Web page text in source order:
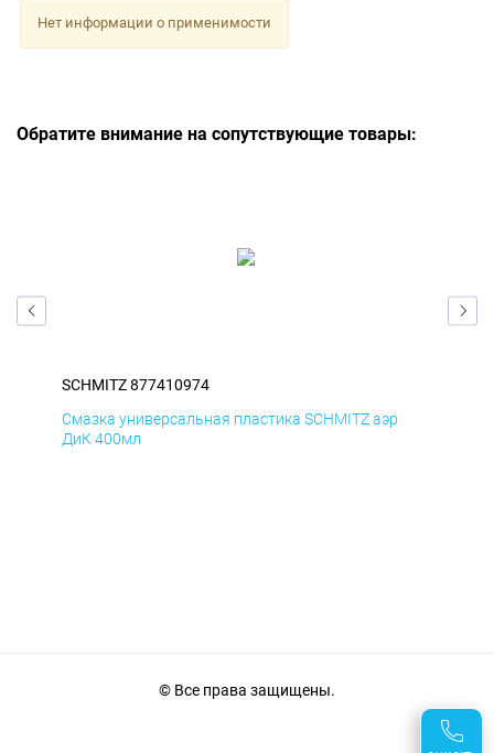
Нет информации о применимости
Обратите внимание на сопутствующие товары:
SCHMITZ 877410974
Смазка универсальная пластика SCHMITZ аэр
ДиК 400мл
© Все права защищены.